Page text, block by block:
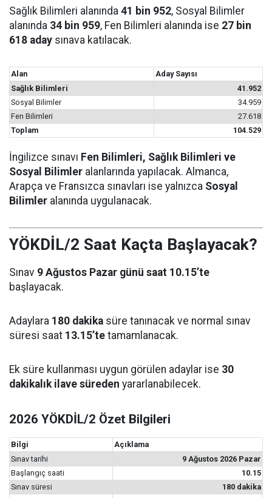
Sağlık Bilimleri alanında 41 bin 952, Sosyal Bilimler
alanında 34 bin 959, Fen Bilimleri alanında ise 27 bin
618 aday sınava katılacak.
Alan
Aday Sayısı
Sağlık Bilimleri
41.952
Sosyal Bilimler
34.959
Fen Bilimleri
27.618
Toplam
104.529
İngilizce sınavı Fen Bilimleri, Sağlık Bilimleri ve
Sosyal Bilimler alanlarında yapılacak. Almanca,
Arapça ve Fransızca sınavları ise yalnızca Sosyal
Bilimler alanında uygulanacak.
YÖKDİL/2 Saat Kaçta Başlayacak?
Sınav 9 Ağustos Pazar günü saat 10.15’te
başlayacak.
Adaylara 180 dakika süre tanınacak ve normal sınav
süresi saat 13.15’te tamamlanacak.
Ek süre kullanması uygun görülen adaylar ise 30
dakikalık ilave süreden yararlanabilecek.
2026 YÖKDİL/2 Özet Bilgileri
Bilgi
Açıklama
Sınav tarihi
9 Ağustos 2026 Pazar
Başlangıç saati
10.15
Sınav süresi
180 dakika